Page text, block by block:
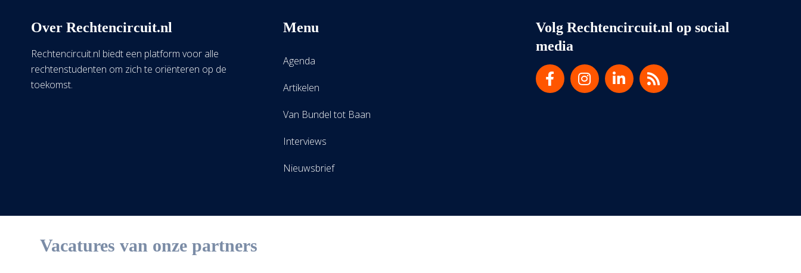
Over Rechtencircuit.nl
Rechtencircuit.nl biedt een platform voor alle
rechtenstudenten om zich te oriënteren op de
toekomst.
Menu
Agenda
Artikelen
Van Bundel tot Baan
Interviews
Nieuwsbrief
Volg Rechtencircuit.nl op social
media
Vacatures van onze partners